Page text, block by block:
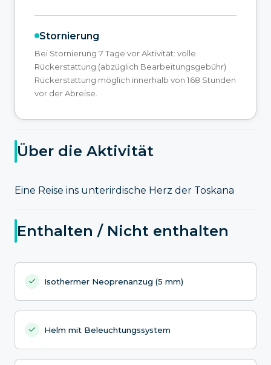
Stornierung
Bei Stornierung 7 Tage vor Aktivität: volle
Rückerstattung (abzüglich Bearbeitungsgebühr)
Rückerstattung möglich innerhalb von 168 Stunden
vor der Abreise.
Über die Aktivität
Eine Reise ins unterirdische Herz der Toskana
Enthalten / Nicht enthalten
Isothermer Neoprenanzug (5 mm)
Helm mit Beleuchtungssystem